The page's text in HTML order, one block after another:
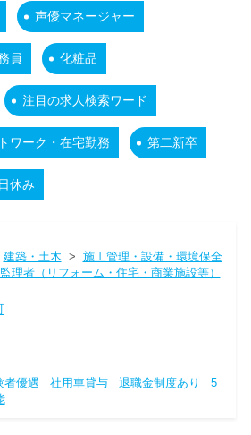
声優マネージャー
員 化粧品
注目の求人検索ワード
ワーク・在宅勤務 第二新卒
休み
建築・土木 > 施工管理・設備・環境保全
理者（リフォーム・住宅・商業施設等）
者優遇 社用車貸与 退職金制度あり
5